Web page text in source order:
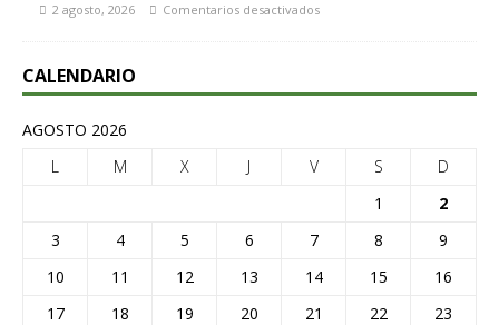
2 agosto, 2026 Comentarios desactivados
CALENDARIO
AGOSTO 2026
L
M X J V S
D
1
2
3
4 5 6 7 8
9
10
11 12 13 14 15
16
17
18 19 20 21 22
23